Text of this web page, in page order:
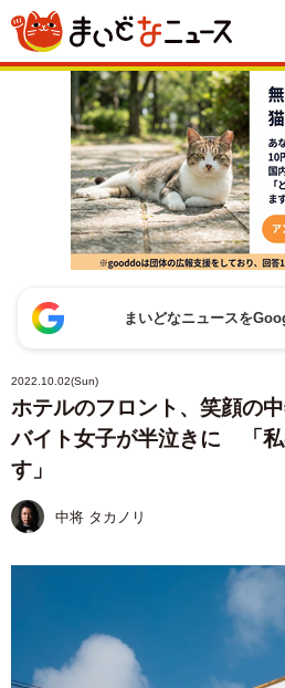
まいどなニュースを
2022.10.02(Sun)
ホテルのフロント、笑顔の
バイト女子が半泣きに 「
す」
中将 タカノリ